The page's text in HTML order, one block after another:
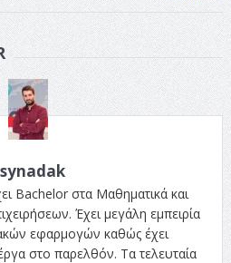
Bachelor στα Μαθηματικά και
Έχει μεγάλη εμπειρία
εφαρμογών καθώς έχει
στο παρελθόν. Τα τελευταία